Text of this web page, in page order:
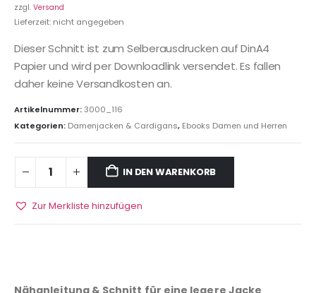
zzgl. Versand
Lieferzeit: nicht angegeben
Dieser Schnitt ist zum Selberausdrucken auf DinA4
Papier und wird per Downloadlink versendet. Es fallen
daher keine Versandkosten an.
Artikelnummer:3000_116
Kategorien: Damenjacken & Cardigans, Ebooks Damen und Herren
IN DEN WARENKORB
Zur Merkliste hinzufügen